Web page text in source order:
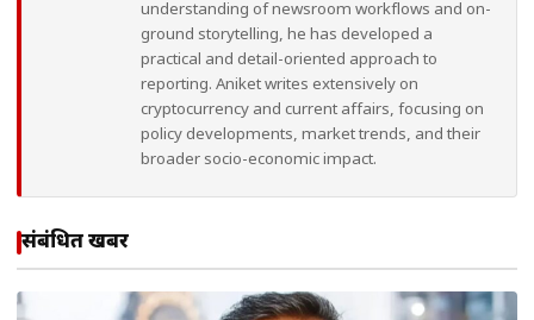
understanding of newsroom workflows and on-
ground storytelling, he has developed a
practical and detail-oriented approach to
reporting. Aniket writes extensively on
cryptocurrency and current affairs, focusing on
policy developments, market trends, and their
broader socio-economic impact.
संबंधित खबरें